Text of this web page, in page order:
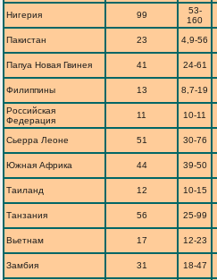
Нигерия 99
53-
160
Пакистан
23 4,9-56
Папуа Новая Гвинея 41 24-61
Филиппины 13 8,7-19
Российская
Федерация
11 10-11
Сьерра Леоне 51 30-76
Южная Африка 44 39-50
Таиланд 12 10-15
Танзания 56 25-99
Вьетнам 17 12-23
Замбия 31 18-47